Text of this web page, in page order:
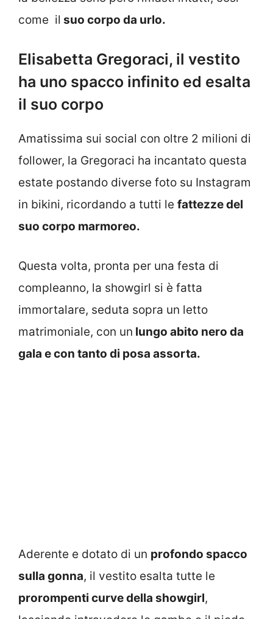
come il suo corpo da urlo.
Elisabetta Gregoraci, il vestito
ha uno spacco infinito ed esalta
il suo corpo
Amatissima sui social con oltre 2 milioni di
follower, la Gregoraci ha incantato questa
estate postando diverse foto su Instagram
in bikini, ricordando a tutti le fattezze del
suo corpo marmoreo.
Questa volta, pronta per una festa di
compleanno, la showgirl si è fatta
immortalare, seduta sopra un letto
matrimoniale, con un lungo abito nero da
gala e con tanto di posa assorta.
Aderente e dotato di un profondo spacco
sulla gonna, il vestito esalta tutte le
prorompenti curve della showgirl,